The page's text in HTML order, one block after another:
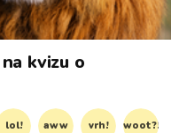
kvizu o
lol! aww vrh! woot?!